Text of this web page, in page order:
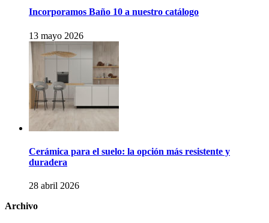
Incorporamos Baño 10 a nuestro catálogo
13 mayo 2026
Cerámica para el suelo: la opción más resistente y
duradera
28 abril 2026
Archivo